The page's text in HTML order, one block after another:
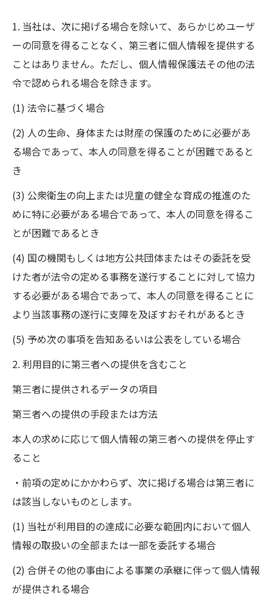
1. 当社は、次に掲げる場合を除いて、あらかじめユーザ
ーの同意を得ることなく、第三者に個人情報を提供する
ことはありません。ただし、個人情報保護法その他の法
令で認められる場合を除きます。
(1) 法令に基づく場合
(2) 人の生命、身体または財産の保護のために必要があ
る場合であって、本人の同意を得ることが困難であると
き
(3) 公衆衛生の向上または児童の健全な育成の推進のた
めに特に必要がある場合であって、本人の同意を得るこ
とが困難であるとき
(4) 国の機関もしくは地方公共団体またはその委託を受
けた者が法令の定める事務を遂行することに対して協力
する必要がある場合であって、本人の同意を得ることに
より当該事務の遂行に支障を及ぼすおそれがあるとき
(5) 予め次の事項を告知あるいは公表をしている場合
2. 利用目的に第三者への提供を含むこと
第三者に提供されるデータの項目
第三者への提供の手段または方法
本人の求めに応じて個人情報の第三者への提供を停止す
ること
・前項の定めにかかわらず、次に掲げる場合は第三者に
は該当しないものとします。
(1) 当社が利用目的の達成に必要な範囲内において個人
情報の取扱いの全部または一部を委託する場合
(2) 合併その他の事由による事業の承継に伴って個人情報
が提供される場合